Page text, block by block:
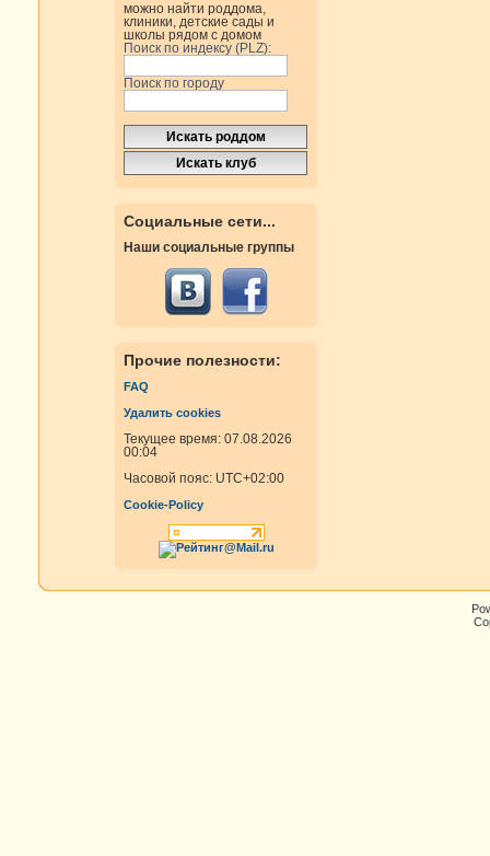
можно найти роддома,
клиники, детские сады и
школы рядом с домом
Поиск по индексу (PLZ):
Поиск по городу
Социальные сети...
Наши социальные группы
Прочие полезности:
FAQ
Удалить cookies
Текущее время: 07.08.2026
00:04
Часовой пояс: UTC+02:00
Cookie-Policy